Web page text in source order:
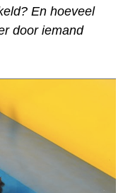
En hoeveel
door iemand